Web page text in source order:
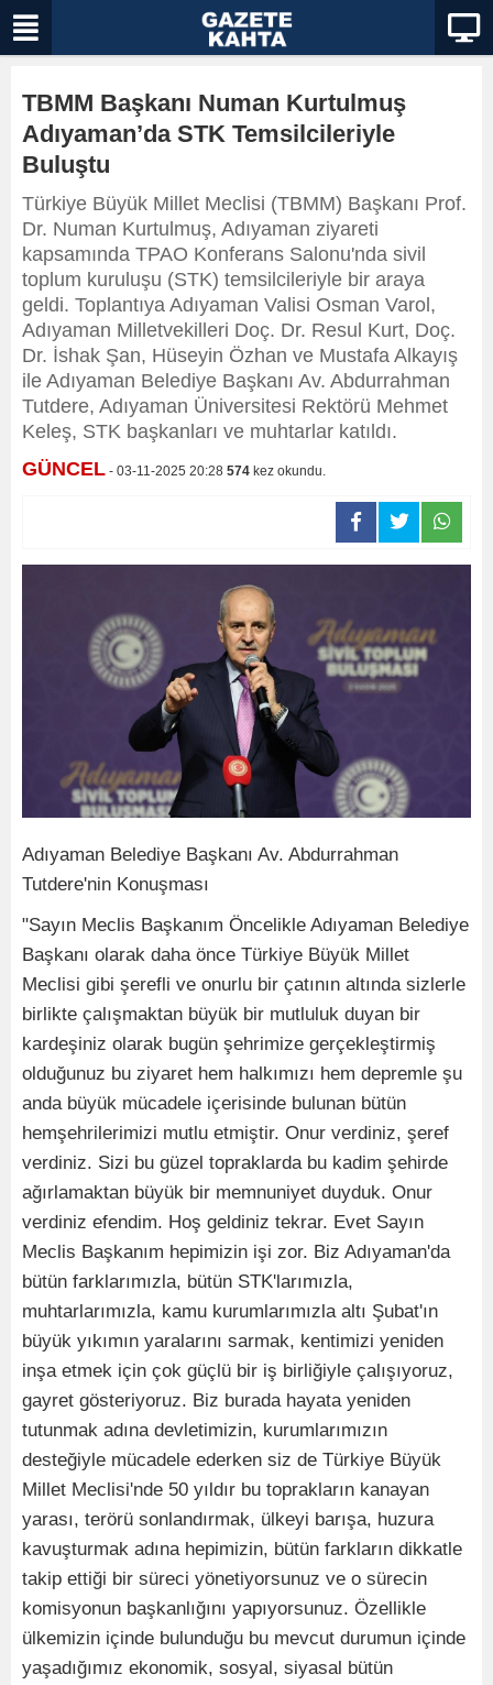
TBMM Başkanı Numan Kurtulmuş
Adıyaman’da STK Temsilcileriyle
Buluştu
Türkiye Büyük Millet Meclisi (TBMM) Başkanı Prof.
Dr. Numan Kurtulmuş, Adıyaman ziyareti
kapsamında TPAO Konferans Salonu'nda sivil
toplum kuruluşu (STK) temsilcileriyle bir araya
geldi. Toplantıya Adıyaman Valisi Osman Varol,
Adıyaman Milletvekilleri Doç. Dr. Resul Kurt, Doç.
Dr. İshak Şan, Hüseyin Özhan ve Mustafa Alkayış
ile Adıyaman Belediye Başkanı Av. Abdurrahman
Tutdere, Adıyaman Üniversitesi Rektörü Mehmet
Keleş, STK başkanları ve muhtarlar katıldı.
GÜNCEL - 03-11-2025 20:28 574 kez okundu.
Adıyaman Belediye Başkanı Av. Abdurrahman
Tutdere'nin Konuşması
"Sayın Meclis Başkanım Öncelikle Adıyaman Belediye
Başkanı olarak daha önce Türkiye Büyük Millet
Meclisi gibi şerefli ve onurlu bir çatının altında sizlerle
birlikte çalışmaktan büyük bir mutluluk duyan bir
kardeşiniz olarak bugün şehrimize gerçekleştirmiş
olduğunuz bu ziyaret hem halkımızı hem depremle şu
anda büyük mücadele içerisinde bulunan bütün
hemşehrilerimizi mutlu etmiştir. Onur verdiniz, şeref
verdiniz. Sizi bu güzel topraklarda bu kadim şehirde
ağırlamaktan büyük bir memnuniyet duyduk. Onur
verdiniz efendim. Hoş geldiniz tekrar. Evet Sayın
Meclis Başkanım hepimizin işi zor. Biz Adıyaman'da
bütün farklarımızla, bütün STK'larımızla,
muhtarlarımızla, kamu kurumlarımızla altı Şubat'ın
büyük yıkımın yaralarını sarmak, kentimizi yeniden
inşa etmek için çok güçlü bir iş birliğiyle çalışıyoruz,
gayret gösteriyoruz. Biz burada hayata yeniden
tutunmak adına devletimizin, kurumlarımızın
desteğiyle mücadele ederken siz de Türkiye Büyük
Millet Meclisi'nde 50 yıldır bu toprakların kanayan
yarası, terörü sonlandırmak, ülkeyi barışa, huzura
kavuşturmak adına hepimizin, bütün farkların dikkatle
takip ettiği bir süreci yönetiyorsunuz ve o sürecin
komisyonun başkanlığını yapıyorsunuz. Özellikle
ülkemizin içinde bulunduğu bu mevcut durumun içinde
yaşadığımız ekonomik, sosyal, siyasal bütün